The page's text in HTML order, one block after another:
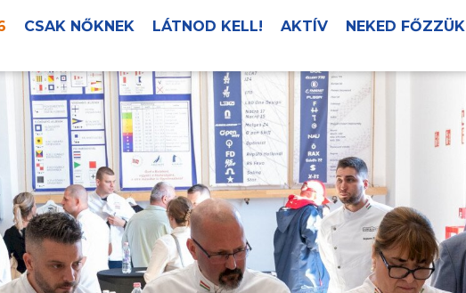
CSAK NŐKNEK LÁTNOD KELL! AKTÍV NEKED FŐZZÜK